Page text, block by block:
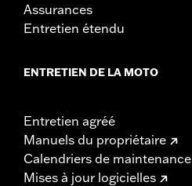
Assurances
Entretien étendu
ENTRETIEN DE LA MOTO
Entretien agréé
Manuels du propriétaire
Calendriers de maintenance
Mises à jour logicielles